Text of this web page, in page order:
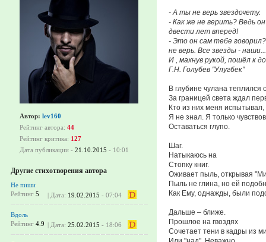
Автор: lev160
Рейтинг автора: 44
Рейтинг критика: 127
Дата публикации - 21.10.2015 - 10:01
Другие стихотворения автора
Не пиши
Рейтинг 5 | Дата: 19.02.2015 - 07:04
Вдоль
Рейтинг 4.9 | Дата: 25.02.2015 - 18:06
- А ты не верь звездочету.
- Как же не верить? Ведь
двести лет вперед!
- Это он сам тебе
не верь. Все звезды - наши...
И , махнув рукой, пошёл к
Г.Н. Голубев "Улугбек"
В глубине чулана теплился
За границей света ждал
Кто из них меня испытывал,
Я не знал. Я только
Оставаться глупо.
Шаг.
Натыкаюсь на
Стопку книг.
Оживает пыль, открывая
Пыль не глина, но ей
Как Ему, однажды, были
Дальше – ближе.
Прошлое на гвоздях
Сочетает тени в кадры из